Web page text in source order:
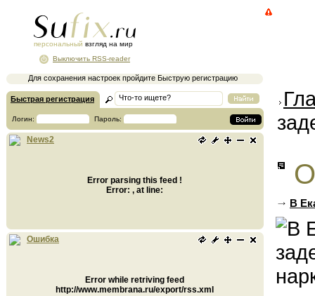
персональный взгляд на мир
Для сохранения настроек пройдите Быструю регистрацию
Выключить RSS-reader
Быстрая регистрация
Логин: Пароль:
News2
Error parsing this feed !
Error: , at line:
Ошибка
Error while retriving feed
http://www.membrana.ru/export/rss.xml
В